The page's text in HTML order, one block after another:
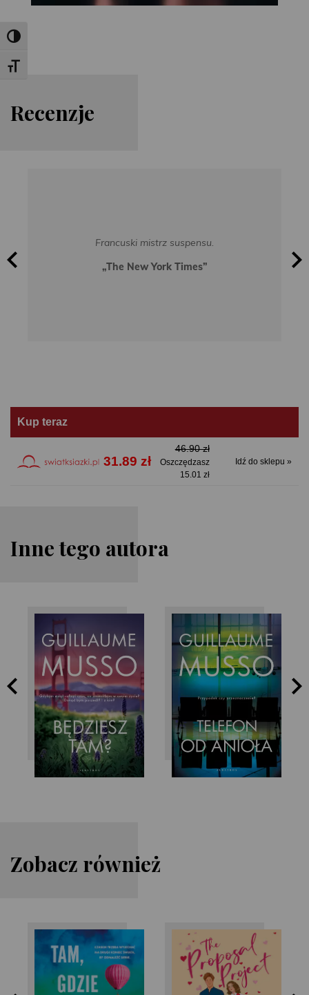
Toggle High Contrast
Toggle Font size
Recenzje
Francuski mistrz suspensu.
„The New York Times”
Kup teraz
31.89 zł
46.90 zł
Oszczędzasz
15.01 zł
Idź do sklepu »
Inne tego autora
Guillaume Musso Guillaume Musso
Zobacz również
Paige Toon Donna Marchetti